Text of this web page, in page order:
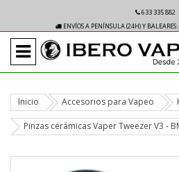
633 335 882
ENVÍOS A PENÍNSULA (24H) Y
Inicio Accesorios para Vapeo
Pinzas cerámicas Vaper Tweezer V3 -